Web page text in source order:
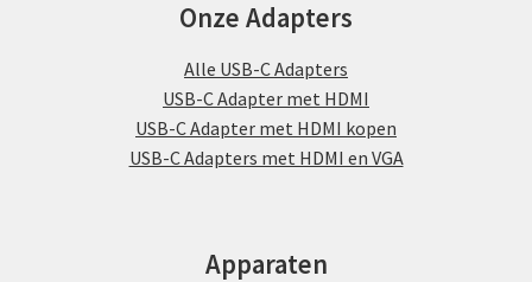
Onze Adapters
Alle USB-C Adapters
USB-C Adapter met HDMI
USB-C Adapter met HDMI kopen
USB-C Adapters met HDMI en VGA
Apparaten